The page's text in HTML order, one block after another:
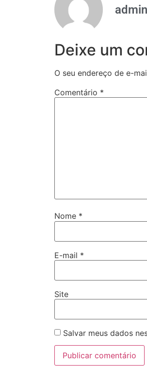
admin
Deixe um
O seu endereço de e-
Comentário *
Nome *
E-mail *
Site
Salvar meus dados